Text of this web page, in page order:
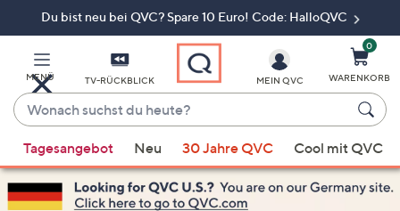
Du bist neu bei QVC? Spare 10 Euro! Code: HalloQVC
MENÜ TV-RÜCKBLICK
Wonach
suchst
du
heute?
Vorschläge
verfügbar
sind,
MEIN QVC
0
WARENKORB
Tagesangebot Neu 30 Jahre QVC Cool mit QVC